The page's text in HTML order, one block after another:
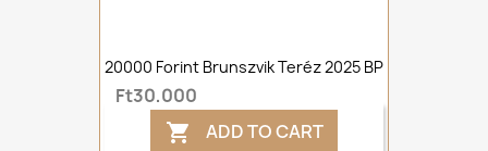
20000 Forint Brunszvik Teréz 2025 BP
Ft30,000
 ADD TO CART